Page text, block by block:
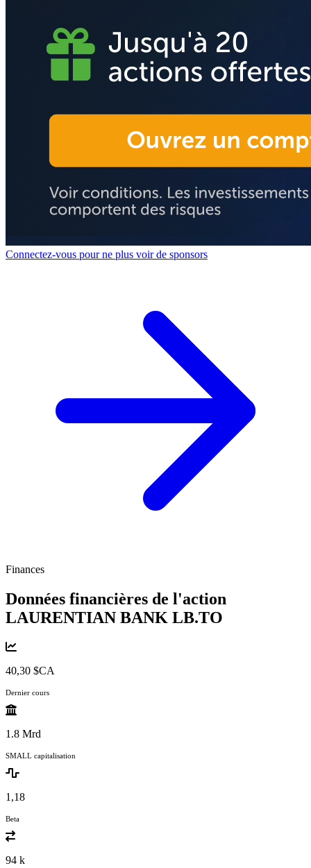
Connectez-vous pour ne plus voir de sponsors
Finances
Données financières de l'action
LAURENTIAN BANK LB.TO
40,30 $CA
Dernier cours
1.8 Mrd
SMALL capitalisation
1,18
Beta
94 k